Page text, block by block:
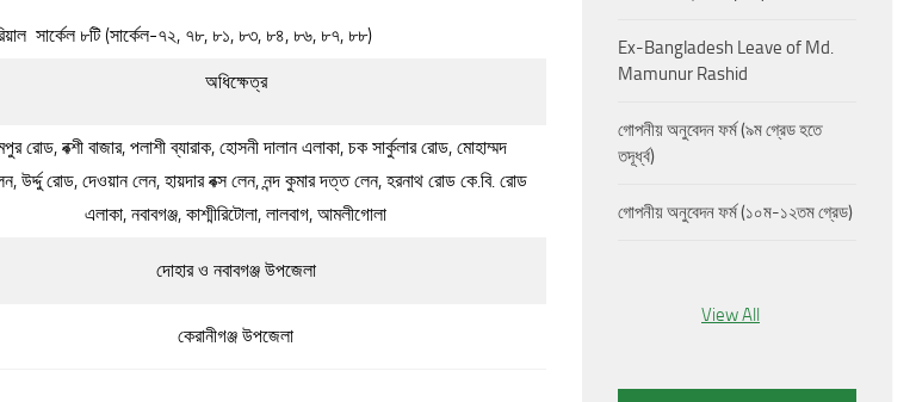
সার্কেল ৮টি (সার্কেল-৭২, ৭৮, ৮১, ৮৩, ৮৪, ৮৬, ৮৭, ৮৮)
অধিক্ষেত্র
রোড, বক্শী বাজার, পলাশী ব্যারাক, হোসনী দালান এলাকা, চক সার্কুলার রোড, মোহাম্মদ
উর্দ্দু রোড, দেওয়ান লেন, হায়দার বক্স লেন, নন্দ কুমার দত্ত লেন, হরনাথ রোড কে.বি. রোড
এলাকা, নবাবগঞ্জ, কাশ্মীরিটোলা, লালবাগ, আমলীগোলা
দোহার ও নবাবগঞ্জ উপজেলা
কেরানীগঞ্জ উপজেলা
Ex-Bangladesh Leave of Md.
Mamunur Rashid
গোপনীয় অনুবেদন ফর্ম (৯ম গ্রেড হতে
তদূর্ধ্ব)
গোপনীয় অনুবেদন ফর্ম (১০ম-১২তম গ্রেড)
View All